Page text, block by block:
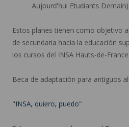
Aujourd'hui Etudiants Demain)
Estos planes tienen como objetivo
de secundaria hacia la educación
los cursos del INSA Hauts-de-France.
Beca de adaptación para antiguos
"INSA, quiero, puedo"